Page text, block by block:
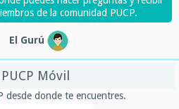
de la comunidad PUCP.
El Gurú
Móvil
desde donde te encuentres.